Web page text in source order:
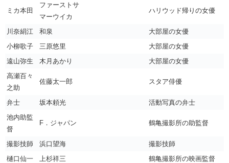
ミカ本田
ファーストサ
マーウイカ
ハリウッド帰りの女優
川奈絹江 和泉
大部屋の女優
小柳歌子
三原悠里
大部屋の女優
遠山弥生
木月あかり
大部屋の女優
高瀬百々
之助
佐藤太一郎 スタア俳優
弁士 坂本頼光
活動写真の弁士
池内助監
督
F．ジャパン 鶴亀撮影所の助監督
撮影技師 浜口望海
撮影技師
樋口仙一
上杉祥三
鶴亀撮影所の映画監督